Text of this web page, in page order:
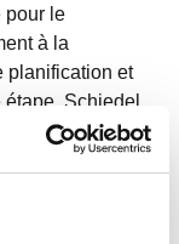
pour le
à la
planification et
Schiedel
directement
fixés par le
de l’accès